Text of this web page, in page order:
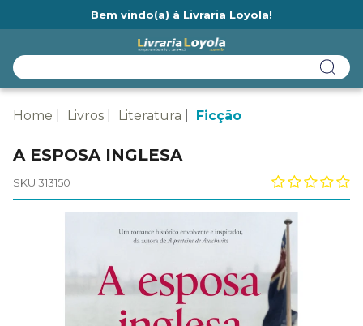
Bem vindo(a) à Livraria Loyola!
Home Livros Literatura Ficção
A ESPOSA INGLESA
SKU 313150